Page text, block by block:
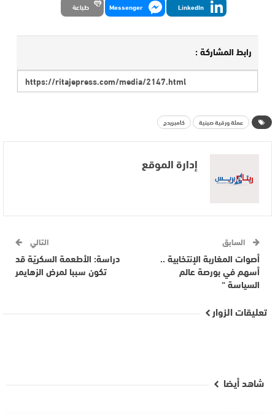
LinkedIn
Messenger طباعة
رابط المشاركة :
عملة ورقية صينية كامبريدج
إدارة الموقع
السابق
أصوات المغاربة الإنتخابية ..
أسهم في بورصة عالم
السياسة “
التالي
دراسة: الأطعمة السكريّة قد
تكون سببا لمرض الزهايمر
تعليقات الزوار
شاهد أيضا